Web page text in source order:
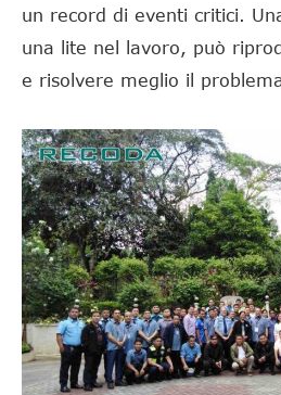
un record di eventi critici.
una lite nel lavoro, può
e risolvere meglio il